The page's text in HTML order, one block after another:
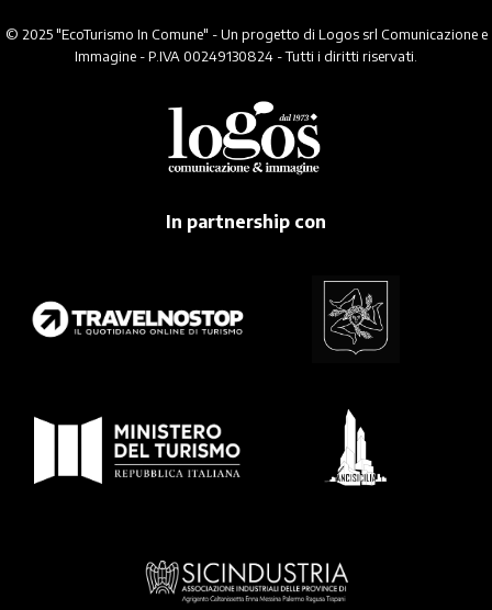
© 2025 "EcoTurismo In Comune" - Un progetto di Logos srl Comunicazione e
Immagine - P.IVA 00249130824 - Tutti i diritti riservati.
In partnership con